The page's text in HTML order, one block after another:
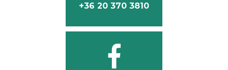
+36 20 370 3810